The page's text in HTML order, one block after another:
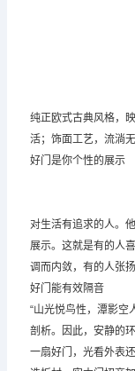
纯正欧式古典风格，
活；饰面工艺，流淌
好门是你个性的展示
对生活有追求的人。
展示。这就是有的人
调而内敛，有的人张
好门能有效隔音
“山光悦鸟性，潭影空
剖析。因此，安静的
一扇好门，光看外表